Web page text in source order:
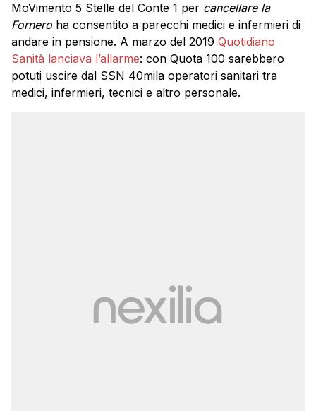
MoVimento 5 Stelle del Conte 1 per cancellare la
Fornero ha consentito a parecchi medici e infermieri di
andare in pensione. A marzo del 2019 Quotidiano
Sanità lanciava l’allarme: con Quota 100 sarebbero
potuti uscire dal SSN 40mila operatori sanitari tra
medici, infermieri, tecnici e altro personale.